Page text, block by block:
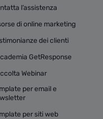
l’assistenza
di online marketing
dei clienti
GetResponse
Webinar
per email e
per siti web